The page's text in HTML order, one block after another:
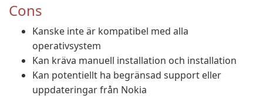
Cons
Kanske inte är kompatibel med alla
operativsystem
Kan kräva manuell installation och installation
Kan potentiellt ha begränsad support eller
uppdateringar från Nokia